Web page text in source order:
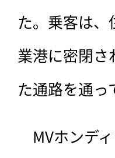
た。乗客は、
業港に密閉さ
た通路を通
MVホンデ